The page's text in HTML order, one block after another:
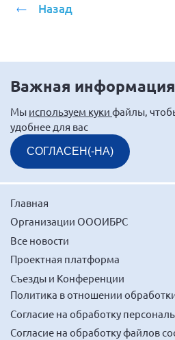
г. Москва
Мурманская область
Нижегородская область
Новгородская область
Новосибирская область
Омская область
Оренбургская область
Республика Бурятия
Республика Карелия
Республика Калмыкия
Республика Хакасия
Ростовская область
Назад
Важная информация
Мы используем куки файлы,
удобнее для вас
СОГЛАСЕН(-НА)
Главная
Организации ОООИБРС
Все новости
Проектная платформа
Съезды и Конференции
Политика в отношении
Согласие на обработку
Согласие на обработку файлов